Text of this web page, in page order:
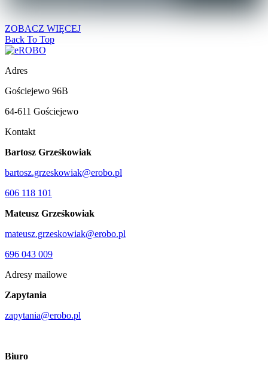
ZOBACZ WIĘCEJ
Back To Top
Adres
Gościejewo 96B
64-611 Gościejewo
Kontakt
Bartosz Grześkowiak
bartosz.grzeskowiak@erobo.pl
606 118 101
Mateusz Grześkowiak
mateusz.grzeskowiak@erobo.pl
696 043 009
Adresy mailowe
Zapytania
zapytania@erobo.pl
Biuro